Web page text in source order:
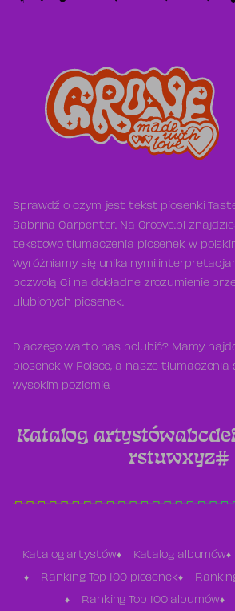
Sprawdź o czym jest tekst piosenki
Sabrina Carpenter. Na Groove.pl
tekstowo tłumaczenia piosenek w
Wyróżniamy się unikalnymi
pozwolą Ci na dokładne zrozumienie
ulubionych piosenek.
Dlaczego warto nas polubić? Mamy
piosenek w Polsce, a nasze
wysokim poziomie.
Katalog artystówabcde
rstuwxyz#
Katalog artystów Katalog albumów
Ranking Top 100 piosenek
Ranking Top 100 albumów